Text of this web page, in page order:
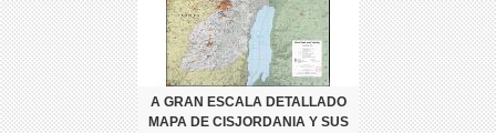
A GRAN ESCALA DETALLADO
MAPA DE CISJORDANIA Y SUS